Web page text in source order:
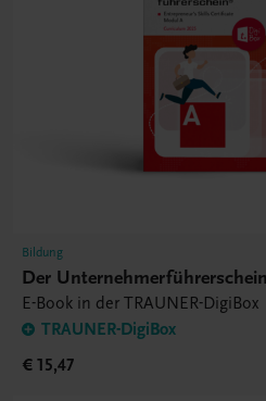
Bildung
Der
E-Book in der TRAUNER-DigiBox
TRAUNER-DigiBox
€ 15,47